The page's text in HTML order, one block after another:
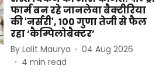
फार्म बन रहे जानलेवा बैक्टीरिया
की 'नर्सरी', 100 गुणा तेजी से फैल
रहा ‘कैम्पिलोबैक्टर’
By Lalit Maurya
04 Aug 2026
4 min read